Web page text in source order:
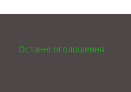
Останні оголошення